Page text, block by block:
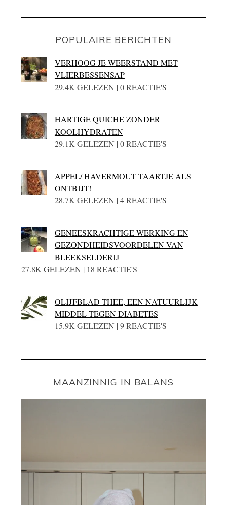
POPULAIRE BERICHTEN
VERHOOG JE WEERSTAND MET
VLIERBESSENSAP
29.4K GELEZEN | 0 REACTIE'S
HARTIGE QUICHE ZONDER
KOOLHYDRATEN
29.1K GELEZEN | 0 REACTIE'S
APPEL/ HAVERMOUT TAARTJE ALS
ONTBIJT!
28.7K GELEZEN | 4 REACTIE'S
GENEESKRACHTIGE WERKING EN
GEZONDHEIDSVOORDELEN VAN
BLEEKSELDERIJ
27.8K GELEZEN | 18 REACTIE'S
OLIJFBLAD THEE, EEN NATUURLIJK
MIDDEL TEGEN DIABETES
15.9K GELEZEN | 9 REACTIE'S
MAANZINNIG IN BALANS